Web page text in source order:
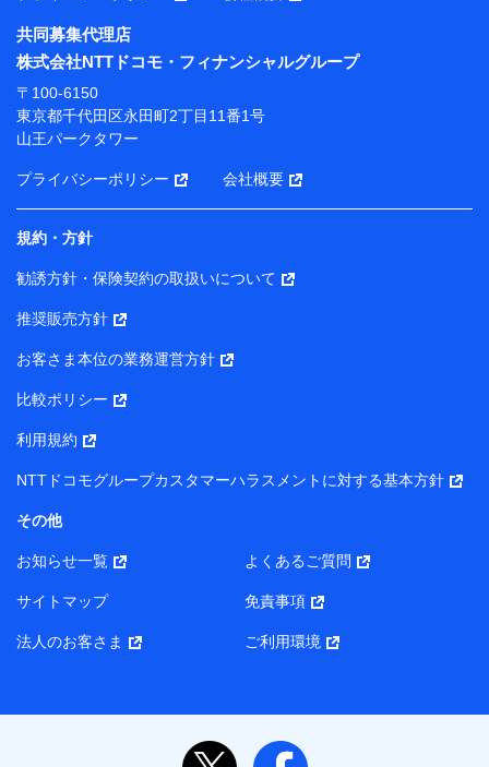
維持管理等の委託業務遂行のため、またそれらに付帯、
関連する当社または株式会社NTTドコモ・フィナンシャ
ルグループおよび提携会社のサービスを案内、提供する
ため
（各サービスで取得したサービス利用履歴、ウェブサイ
トの閲覧履歴、購買履歴、ご契約内容等のパーソナルデ
ータを分析して、お客さまの趣味・嗜好・傾向に応じた
サービス・商品等に関するご提案や広告の配信等を行う
ことがあります。）
各種セミナーの開催のため
コンサルティングサービスの実施のため
アンケートやキャンペーン等の実施のため
上記に係る案内・手続き・管理等付帯業務を行うため
所・代表者名】
り）
株式会社NTTドコモ・フィナンシャルグループ 代表取締役
社長 廣井 孝史
東京都中央区日本橋人形町2-14-10 アーバンネット日本橋
株式会社ドコモ・インシュアランス 代表取締役社長 吉
村 忠義
また当社は、オンライン面談による保険のご相談にあたっ
共同募集代理店
株式会社NTTドコモ・フィナンシャルグループ
〒100-6150
東京都千代田区永田町2丁目11番1号
山王パークタワー
プライバシーポリシー 会社概要
規約・方針
勧誘方針・保険契約の取扱いについて
推奨販売方針
お客さま本位の業務運営方針
比較ポリシー
利用規約
NTTドコモグループカスタマーハラスメントに対する基本方針
その他
お知らせ一覧 よくあるご質問
サイトマップ 免責事項
法人のお客さま ご利用環境